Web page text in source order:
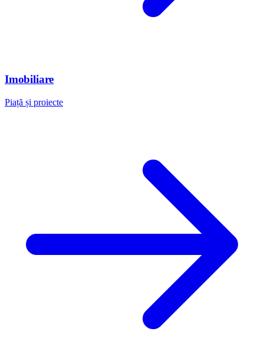
Imobiliare
Piață și proiecte